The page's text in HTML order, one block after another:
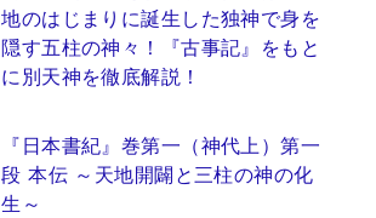
地のはじまりに誕生した独神で身を
隠す五柱の神々！『古事記』をもと
に別天神を徹底解説！
『日本書紀』巻第一（神代上）第一
段 本伝 ～天地開闢と三柱の神の化
生～